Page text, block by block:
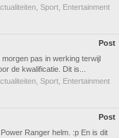
Sport, Entertainment
Post
pas in werking terwijl
de kwalificatie. Dit is...
Sport, Entertainment
Post
Ranger helm. :p En is dit